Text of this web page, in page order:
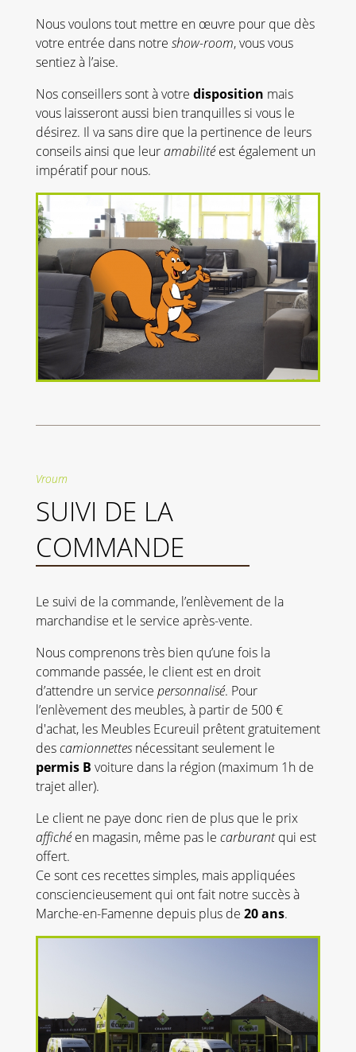
Nous voulons tout mettre en œuvre pour que dès
votre entrée dans notre show-room, vous vous
sentiez à l’aise.
Nos conseillers sont à votre disposition mais
vous laisseront aussi bien tranquilles si vous le
désirez. Il va sans dire que la pertinence de leurs
conseils ainsi que leuramabilitéest également un
impératif pour nous.
Vroum
SUIVI DE LA
COMMANDE
Le suivi de la commande, l’enlèvement de la
marchandise et le service après-vente.
Nous comprenons très bien qu’une fois la
commande passée, le client est en droit
d’attendre un service personnalisé. Pour
l’enlèvement des meubles, à partir de 500 €
d'achat, les Meubles Ecureuil prêtent gratuitement
descamionnettesnécessitant seulement le
permis B voiture dans la région (maximum 1h de
trajet aller).
Le client ne paye donc rien de plus que le prix
affichéen magasin, même pas le carburantqui est
offert.
Ce sont ces recettes simples, mais appliquées
consciencieusement qui ont fait notre succès à
Marche-en-Famenne depuis plus de 20ans.